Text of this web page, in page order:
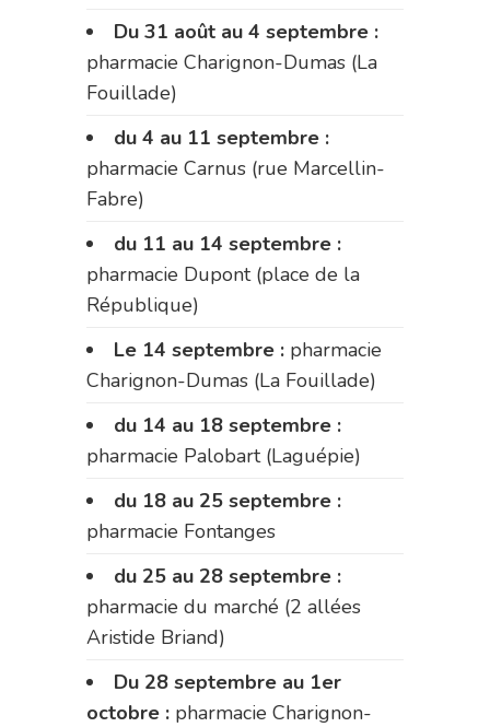
Du 31 août au 4 septembre :
pharmacie Charignon-Dumas (La
Fouillade)
du 4 au 11 septembre :
pharmacie Carnus (rue Marcellin-
Fabre)
du 11 au 14 septembre :
pharmacie Dupont (place de la
République)
Le 14 septembre : pharmacie
Charignon-Dumas (La Fouillade)
du 14 au 18 septembre :
pharmacie Palobart (Laguépie)
du 18 au 25 septembre :
pharmacie Fontanges
du 25 au 28 septembre :
pharmacie du marché (2 allées
Aristide Briand)
Du 28 septembre au 1er
octobre : pharmacie Charignon-